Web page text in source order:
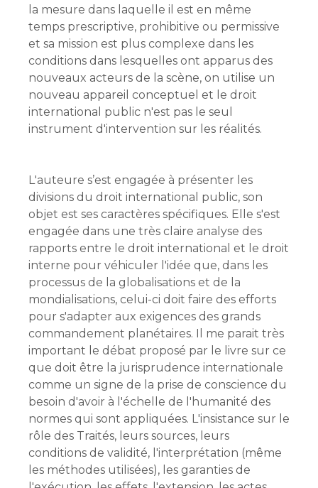
la mesure dans laquelle il est en même
temps prescriptive, prohibitive ou permissive
et sa mission est plus complexe dans les
conditions dans lesquelles ont apparus des
nouveaux acteurs de la scène, on utilise un
nouveau appareil conceptuel et le droit
international public n'est pas le seul
instrument d'intervention sur les réalités.
L'auteure s’est engagée à présenter les
divisions du droit international public, son
objet est ses caractères spécifiques. Elle s'est
engagée dans une très claire analyse des
rapports entre le droit international et le droit
interne pour véhiculer l'idée que, dans les
processus de la globalisations et de la
mondialisations, celui-ci doit faire des efforts
pour s'adapter aux exigences des grands
commandement planétaires. Il me parait très
important le débat proposé par le livre sur ce
que doit être la jurisprudence internationale
comme un signe de la prise de conscience du
besoin d'avoir à l'échelle de l'humanité des
normes qui sont appliquées. L'insistance sur le
rôle des Traités, leurs sources, leurs
conditions de validité, l'interprétation (même
les méthodes utilisées), les garanties de